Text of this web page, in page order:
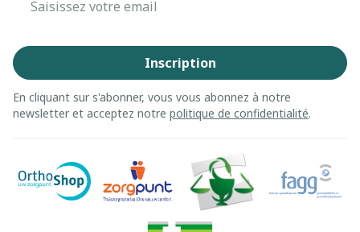
Inscription
En cliquant sur s'abonner, vous vous abonnez à notre
newsletter et acceptez notre politique de confidentialité.